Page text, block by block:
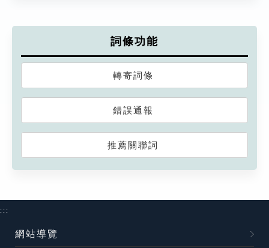
詞條功能
轉寄詞條
錯誤通報
推薦關聯詞
:::
網站導覽